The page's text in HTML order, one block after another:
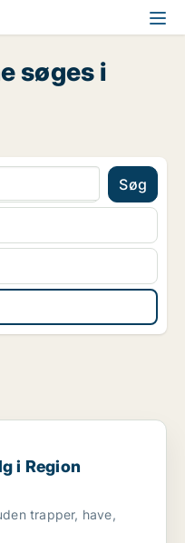
søges i
Søg
Sjælland
i Region
trapper, have,